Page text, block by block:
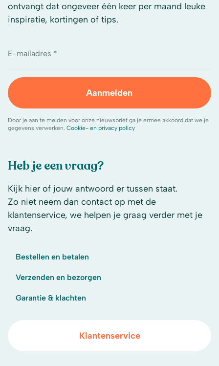
Heb je een vraag?
Kijk hier of jouw antwoord er tussen staat.
Zo niet neem dan contact op met de
klantenservice, we helpen je graag verder met je
vraag.
Bestellen en betalen
Verzenden en bezorgen
Garantie & klachten
Klantenservice
ontvangt dat ongeveer één keer per maand leuke
inspiratie, kortingen of tips.
E-mailadres *
Aanmelden
Door je aan te melden voor onze nieuwsbrief ga je ermee akkoord dat we je
gegevens verwerken. Cookie- en privacy policy